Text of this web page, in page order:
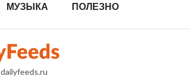
МУЗЫКА ПОЛЕЗНО
dailyfeeds.ru